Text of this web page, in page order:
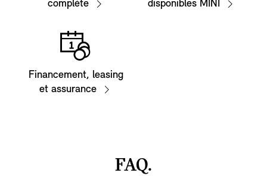
complète
disponibles MINI
Financement, leasing
et assurance
FAQ.